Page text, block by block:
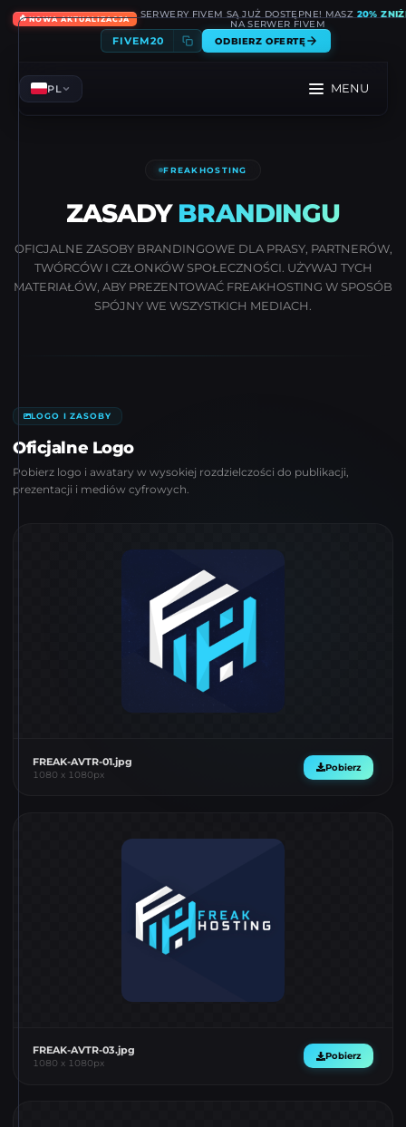
🔥NOWA AKTUALIZACJA SERWERY FIVEM SĄ JUŻ DOSTĘPNE! MASZ 20%
NA SERWER FIVEM
FIVEM20 ODBIERZ OFERTĘ
PL MENU
FREAKHOSTING
ZASADYBRANDINGU
OFICJALNE ZASOBY BRANDINGOWE DLA PRASY, PARTNERÓW,
TWÓRCÓW I CZŁONKÓW SPOŁECZNOŚCI. UŻYWAJ TYCH
MATERIAŁÓW, ABY PREZENTOWAĆ FREAKHOSTING W SPOSÓB
SPÓJNY WE WSZYSTKICH MEDIACH.
LOGO I ZASOBY
Oficjalne Logo
Pobierz logo i awatary w wysokiej rozdzielczości do publikacji,
prezentacji i mediów cyfrowych.
FREAK-AVTR-01.jpg
1080 x 1080px
Pobierz
FREAK-AVTR-03.jpg
1080 x 1080px
Pobierz